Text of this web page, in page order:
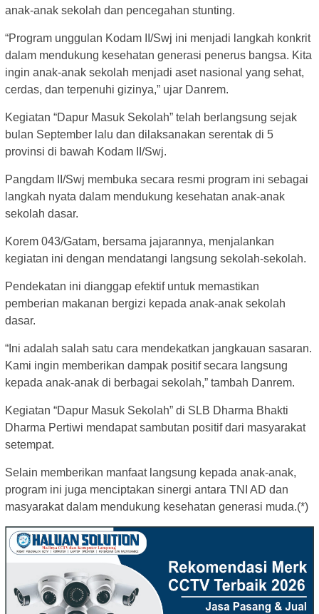
anak-anak sekolah dan pencegahan stunting.
“Program unggulan Kodam II/Swj ini menjadi langkah konkrit
dalam mendukung kesehatan generasi penerus bangsa. Kita
ingin anak-anak sekolah menjadi aset nasional yang sehat,
cerdas, dan terpenuhi gizinya,” ujar Danrem.
Kegiatan “Dapur Masuk Sekolah” telah berlangsung sejak
bulan September lalu dan dilaksanakan serentak di 5
provinsi di bawah Kodam II/Swj.
Pangdam II/Swj membuka secara resmi program ini sebagai
langkah nyata dalam mendukung kesehatan anak-anak
sekolah dasar.
Korem 043/Gatam, bersama jajarannya, menjalankan
kegiatan ini dengan mendatangi langsung sekolah-sekolah.
Pendekatan ini dianggap efektif untuk memastikan
pemberian makanan bergizi kepada anak-anak sekolah
dasar.
“Ini adalah salah satu cara mendekatkan jangkauan sasaran.
Kami ingin memberikan dampak positif secara langsung
kepada anak-anak di berbagai sekolah,” tambah Danrem.
Kegiatan “Dapur Masuk Sekolah” di SLB Dharma Bhakti
Dharma Pertiwi mendapat sambutan positif dari masyarakat
setempat.
Selain memberikan manfaat langsung kepada anak-anak,
program ini juga menciptakan sinergi antara TNI AD dan
masyarakat dalam mendukung kesehatan generasi muda.(*)